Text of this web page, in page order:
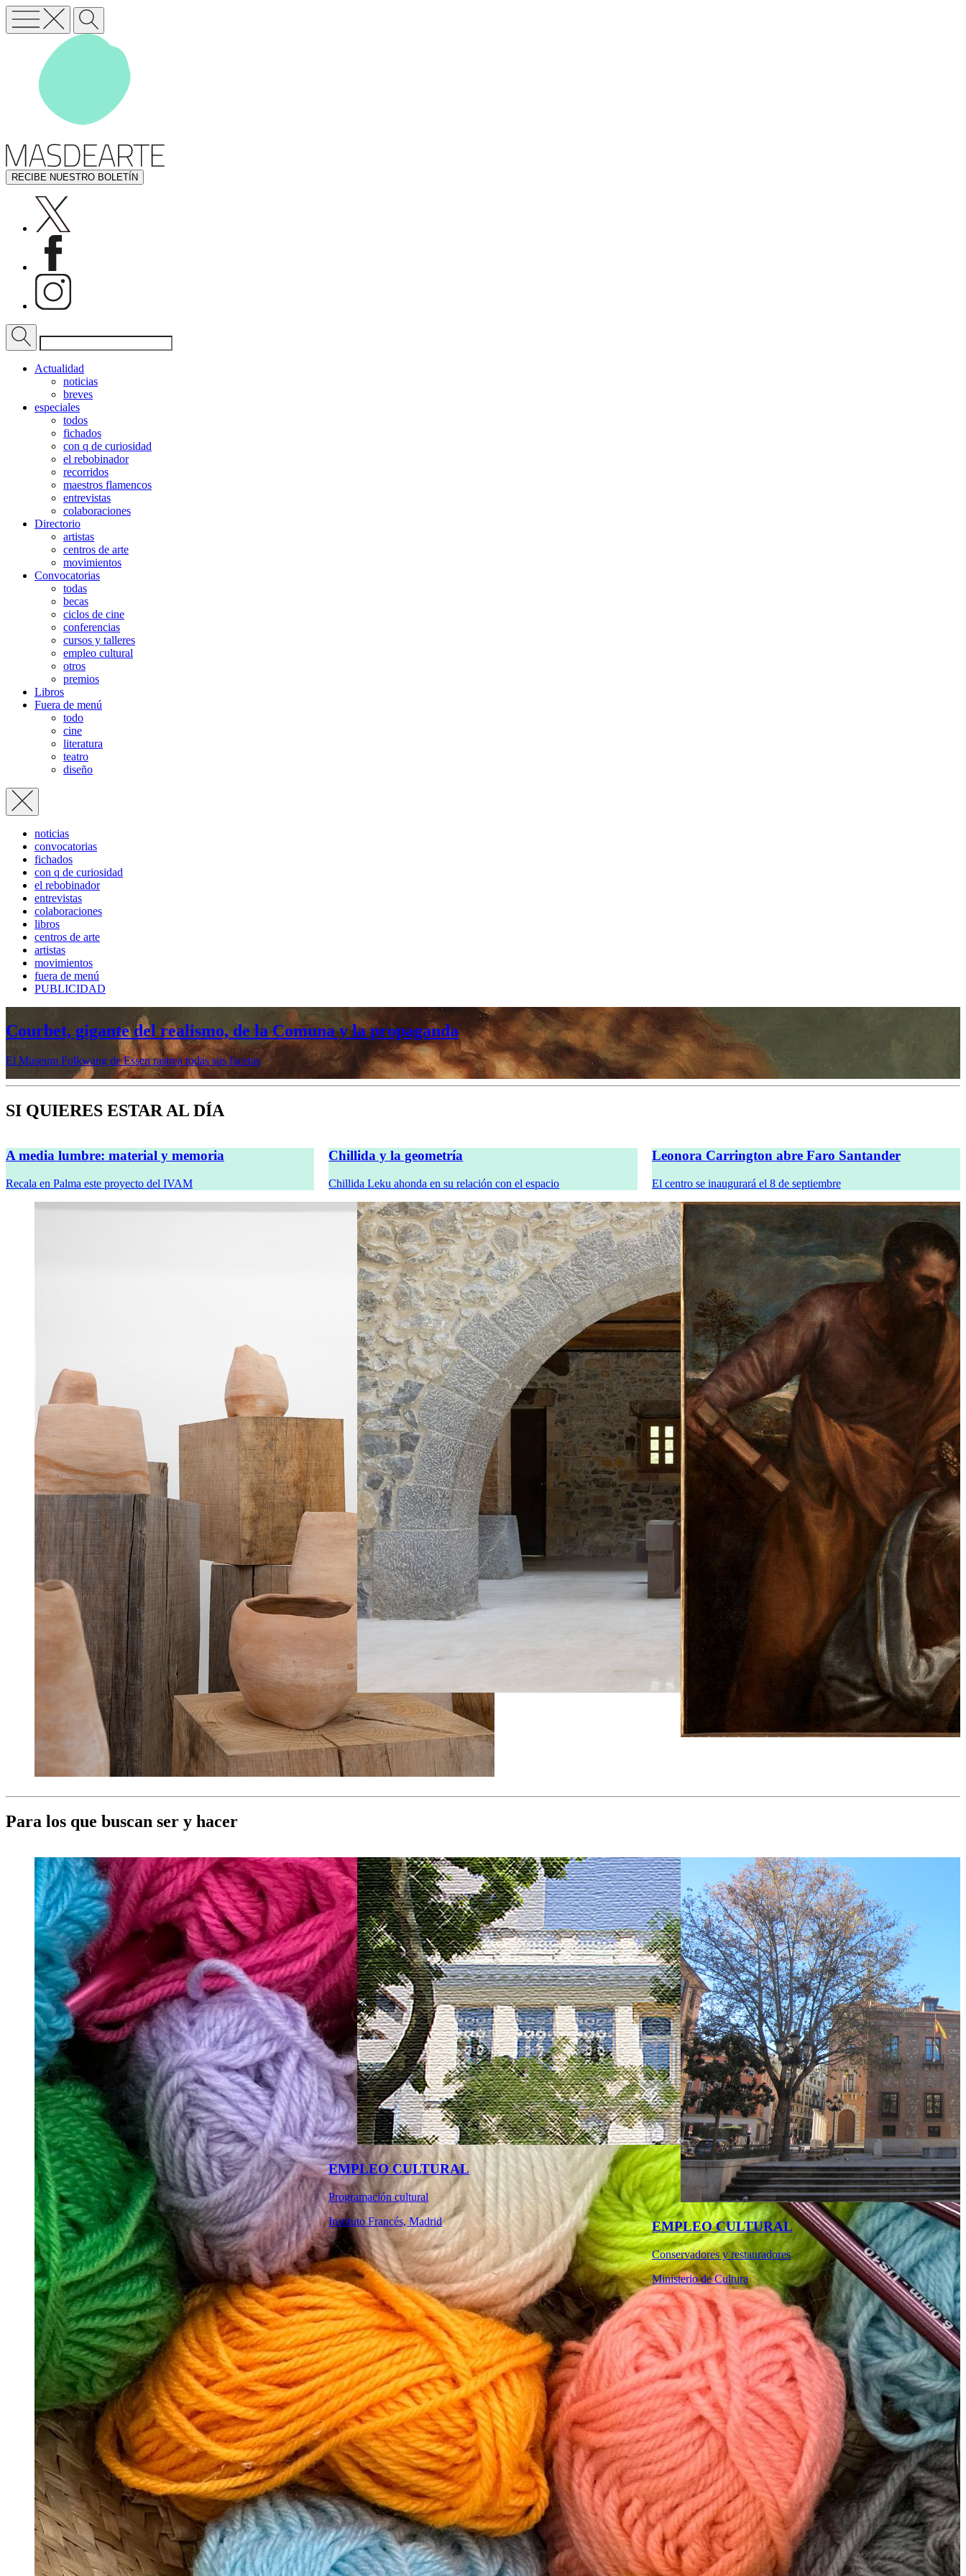
RECIBE NUESTRO BOLETÍN
Actualidad
noticias
breves
especiales
todos
fichados
con q de curiosidad
el rebobinador
recorridos
maestros flamencos
entrevistas
colaboraciones
Directorio
artistas
centros de arte
movimientos
Convocatorias
todas
becas
ciclos de cine
conferencias
cursos y talleres
empleo cultural
otros
premios
Libros
Fuera de menú
todo
cine
literatura
teatro
diseño
noticias
convocatorias
fichados
con q de curiosidad
el rebobinador
entrevistas
colaboraciones
libros
centros de arte
artistas
movimientos
fuera de menú
PUBLICIDAD
Mujeres prerrafaelitas, psiquiatría en la vanguardia, Minor White o Dana Lixenberg, en otoño en la Fundación MAPFRE
Veremos cinco muestras en sus sedes de Madrid y Barcelona
SI QUIERES ESTAR AL DÍA
A media lumbre: material y memoria
Recala en Palma este proyecto del IVAM
Chillida y la geometría
Chillida Leku ahonda en su relación con el espacio
Leonora Carrington abre Faro Santander
El centro se inaugurará el 8 de septiembre
Para los que buscan ser y hacer
EMPLEO CULTURAL
Programación cultural
Instituto Francés, Madrid
EMPLEO CULTURAL
Conservadores y restauradores
Ministerio de Cultura